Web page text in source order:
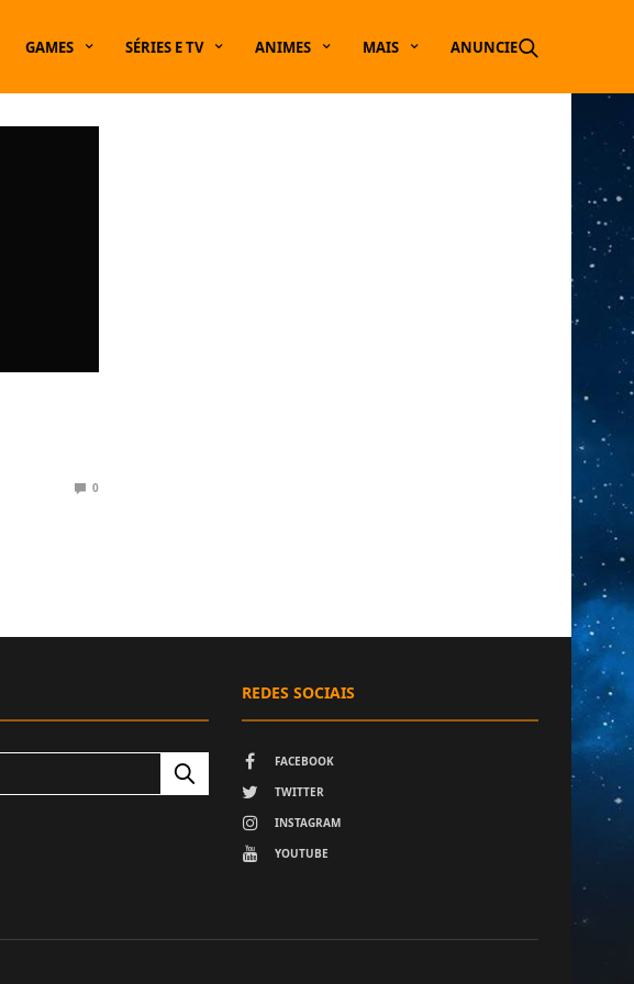
GAMES SÉRIES E TV ANIMES MAIS ANUNCIE
0
REDES SOCIAIS
FACEBOOK
TWITTER
INSTAGRAM
YOUTUBE